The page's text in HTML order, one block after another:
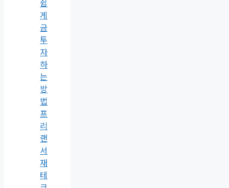
게
금
투
자
하
는
방
법
프
리
랜
서
재
테